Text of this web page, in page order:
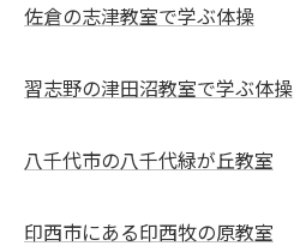
佐倉の志津教室で学ぶ体操
習志野の津田沼教室で学ぶ体操
八千代市の八千代緑が丘教室
印西市にある印西牧の原教室